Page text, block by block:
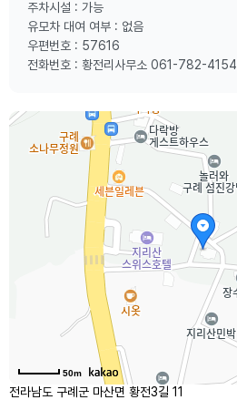
주차시설 : 가능
유모차 대여 여부 : 없음
우편번호 : 57616
전화번호 : 황전리사무소 061-782-4154
50m
전라남도 구례군 마산면 황전3길 11